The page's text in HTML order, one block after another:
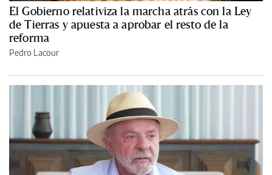
El Gobierno relativiza la marcha atrás con la Ley
de Tierras y apuesta a aprobar el resto de la
reforma
Pedro Lacour